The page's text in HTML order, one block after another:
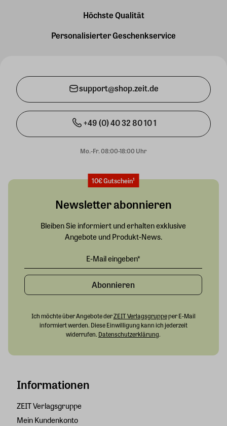
Höchste Qualität
Personalisierter Geschenkservice
support@shop.zeit.de
+49 (0) 40 32 80 10 1
Mo.-Fr. 08:00-18:00 Uhr
Informationen
ZEIT Verlagsgruppe
Mein Kundenkonto
10€ Gutschein¹
Newsletter abonnieren
Bleiben Sie informiert und erhalten exklusive
Angebote und Produkt-News.
Abonnieren
Ich möchte über Angebote derZEIT Verlagsgruppeper E-Mail
informiert werden. Diese Einwilligung kann ich jederzeit
widerrufen. Datenschutzerklärung.